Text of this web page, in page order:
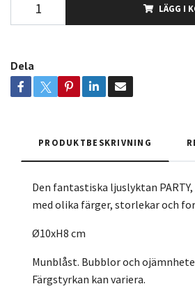
LÄGG I
Dela
PRODUKTBESKRIVNING
Den fantastiska ljuslyktan
med olika färger, storlekar och
Ø10xH8 cm
Munblåst. Bubblor och
Färgstyrkan kan variera.